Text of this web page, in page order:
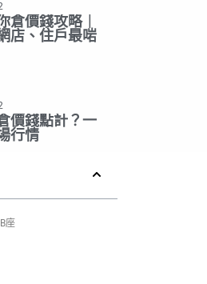
倉價錢攻略｜
店、住戶最啱
價錢點計？一
行情
座